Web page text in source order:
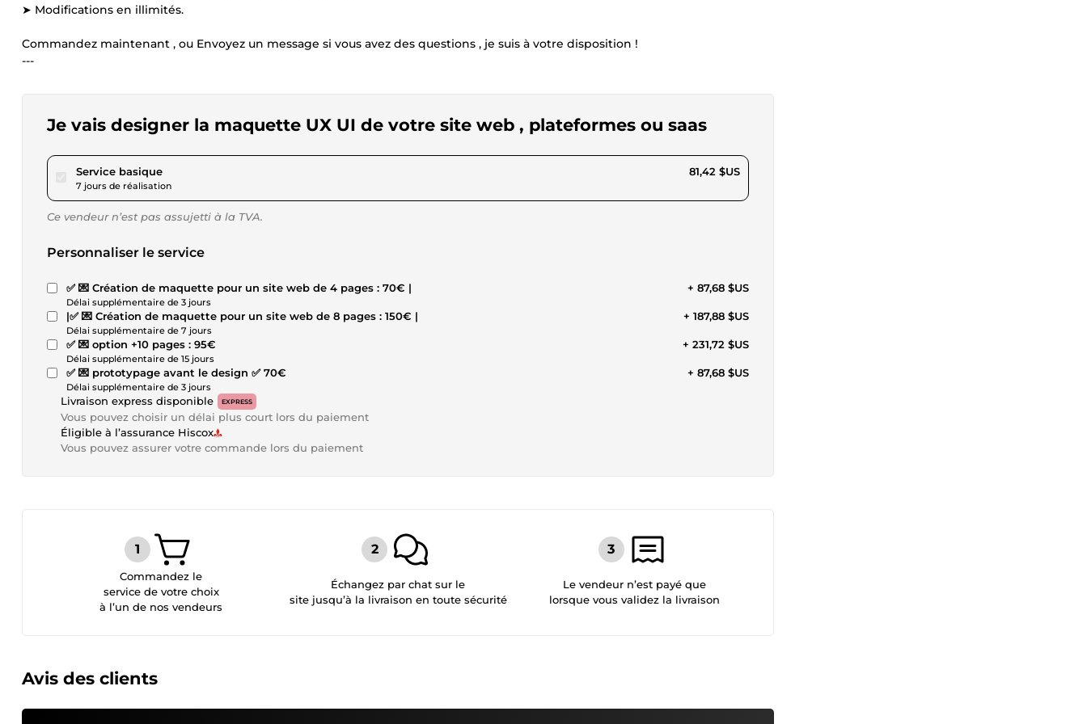
➤ Modifications en illimités.
Commandez maintenant , ou Envoyez un message si vous avez des questions , je suis à votre disposition !
---
Je vais designer la maquette UX UI de votre site web , plateformes ou saas
Service basiquepour 75,04 $US
7 jours de réalisation
81,42 $US
Ce vendeur n’est pas assujetti à la TVA.
Personnaliser le service
✅ 💌 Création de maquette pour un site web de 4 pages : 70€ |
Délai supplémentaire de 3 jours
+ 87,68 $US
|✅ 💌 Création de maquette pour un site web de 8 pages : 150€ |
Délai supplémentaire de 7 jours
+ 187,88 $US
✅ 💌 option +10 pages : 95€
Délai supplémentaire de 15 jours
+ 231,72 $US
✅ 💌 prototypage avant le design ✅ 70€
Délai supplémentaire de 3 jours
+ 87,68 $US
Livraison express disponible EXPRESS
Vous pouvez choisir un délai plus court lors du paiement
Éligible à l’assurance Hiscox
Vous pouvez assurer votre commande lors du paiement
Commandez le
service de votre choix
à l’un de nos vendeurs
Échangez par chat sur le
site jusqu’à la livraison en toute sécurité
Le vendeur n’est payé que
lorsque vous validez la livraison
Avis des clients